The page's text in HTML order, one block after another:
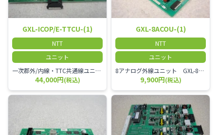
GXL-ICOP/E-TTCU-(1)
NTT
ユニット
一次郡外/内線・TTC共通線ユニット GXL-ICOP/E-TTCU-(1)
44,000円(税込)
GXL-8ACOU-(1)
NTT
ユニット
8アナログ外線ユニット GXL-8ACOU-(1)
9,900円(税込)